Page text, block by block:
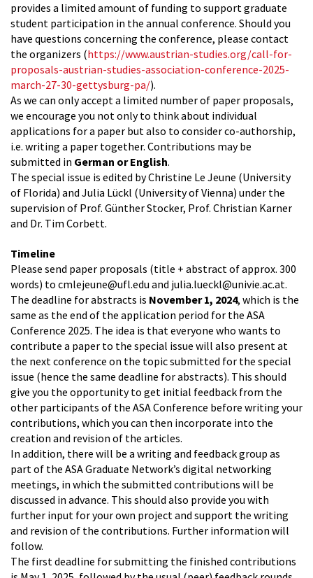
provides a limited amount of funding to support graduate
student participation in the annual conference. Should you
have questions concerning the conference, please contact
the organizers (https://www.austrian-studies.org/call-for-
proposals-austrian-studies-association-conference-2025-
march-27-30-gettysburg-pa/).
As we can only accept a limited number of paper proposals,
we encourage you not only to think about individual
applications for a paper but also to consider co-authorship,
i.e. writing a paper together. Contributions may be
submitted in German or English.
The special issue is edited by Christine Le Jeune (University
of Florida) and Julia Lückl (University of Vienna) under the
supervision of Prof. Günther Stocker, Prof. Christian Karner
and Dr. Tim Corbett.
Timeline
Please send paper proposals (title + abstract of approx. 300
words) to cmlejeune@ufl.edu and julia.lueckl@univie.ac.at.
The deadline for abstracts is November 1, 2024, which is the
same as the end of the application period for the ASA
Conference 2025. The idea is that everyone who wants to
contribute a paper to the special issue will also present at
the next conference on the topic submitted for the special
issue (hence the same deadline for abstracts). This should
give you the opportunity to get initial feedback from the
other participants of the ASA Conference before writing your
contributions, which you can then incorporate into the
creation and revision of the articles.
In addition, there will be a writing and feedback group as
part of the ASA Graduate Network’s digital networking
meetings, in which the submitted contributions will be
discussed in advance. This should also provide you with
further input for your own project and support the writing
and revision of the contributions. Further information will
follow.
The first deadline for submitting the finished contributions